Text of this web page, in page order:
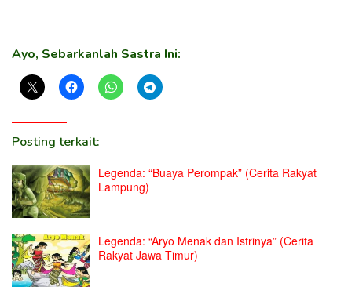
Ayo, Sebarkanlah Sastra Ini:
Posting terkait:
Legenda: “Buaya Perompak” (Cerita Rakyat
Lampung)
Legenda: “Aryo Menak dan Istrinya” (Cerita
Rakyat Jawa Timur)